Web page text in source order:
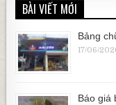
BÀI VIẾT MỚI
Bảng
17/06/
Báo giá